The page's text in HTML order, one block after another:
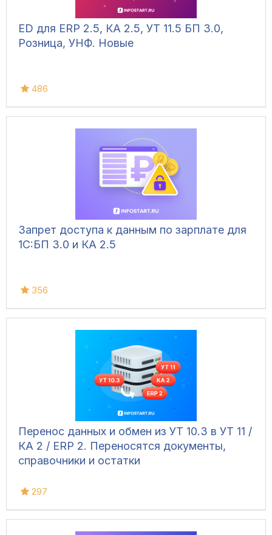
ED для ERP 2.5, КА 2.5, УТ 11.5 БП 3.0,
Розница, УНФ. Новые
486
Запрет доступа к данным по зарплате для
1C:БП 3.0 и КА 2.5
356
Перенос данных и обмен из УТ 10.3 в УТ 11 /
КА 2 / ERP 2. Переносятся документы,
справочники и остатки
297